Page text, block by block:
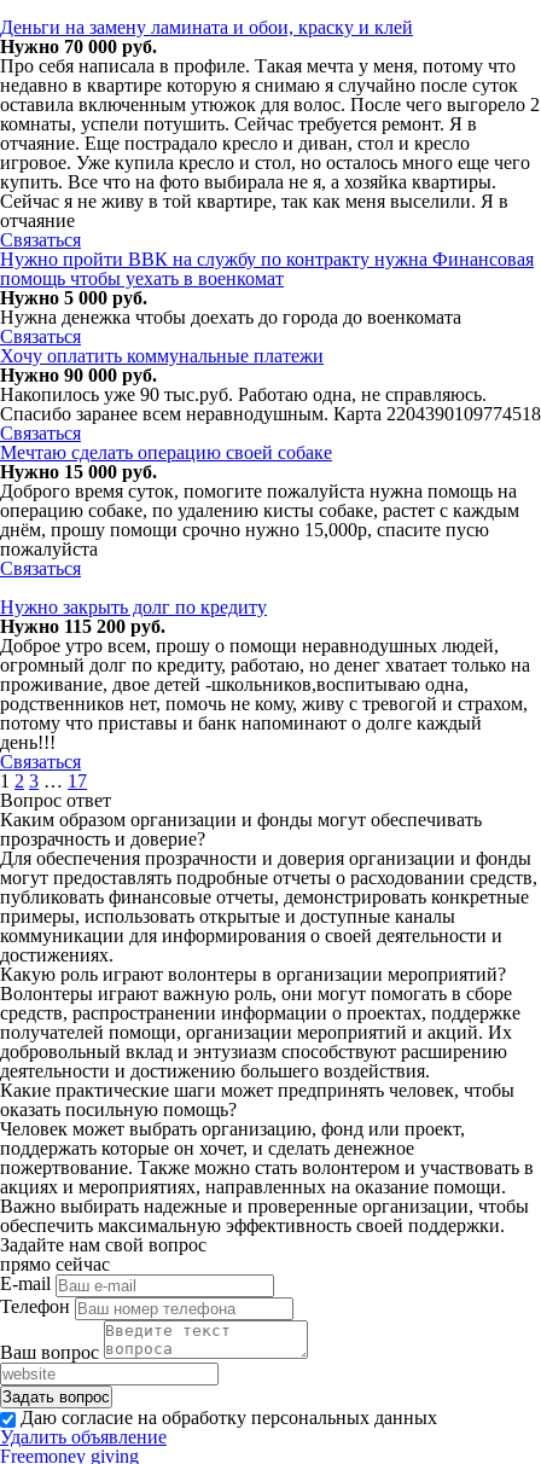
Деньги на замену ламината и обои, краску и клей
Нужно 70 000 руб.
Про себя написала в профиле. Такая мечта у меня, потому что
недавно в квартире которую я снимаю я случайно после суток
оставила включенным утюжок для волос. После чего выгорело 2
комнаты, успели потушить. Сейчас требуется ремонт. Я в
отчаяние. Еще пострадало кресло и диван, стол и кресло
игровое. Уже купила кресло и стол, но осталось много еще чего
купить. Все что на фото выбирала не я, а хозяйка квартиры.
Сейчас я не живу в той квартире, так как меня выселили. Я в
отчаяние
Связаться
Нужно пройти ВВК на службу по контракту нужна Финансовая
помощь чтобы уехать в военкомат
Нужно 5 000 руб.
Нужна денежка чтобы доехать до города до военкомата
Связаться
Хочу оплатить коммунальные платежи
Нужно 90 000 руб.
Накопилось уже 90 тыс.руб. Работаю одна, не справляюсь.
Спасибо заранее всем неравнодушным. Карта 2204390109774518
Связаться
Мечтаю сделать операцию своей собаке
Нужно 15 000 руб.
Доброго время суток, помогите пожалуйста нужна помощь на
операцию собаке, по удалению кисты собаке, растет с каждым
днём, прошу помощи срочно нужно 15,000р, спасите пусю
пожалуйста
Связаться
Нужно закрыть долг по кредиту
Нужно 115 200 руб.
Доброе утро всем, прошу о помощи неравнодушных людей,
огромный долг по кредиту, работаю, но денег хватает только на
проживание, двое детей -школьников,воспитываю одна,
родственников нет, помочь не кому, живу с тревогой и страхом,
потому что приставы и банк напоминают о долге каждый
день!!!
Связаться
1 2 3 … 17
Вопрос ответ
Каким образом организации и фонды могут обеспечивать
прозрачность и доверие?
Для обеспечения прозрачности и доверия организации и фонды
могут предоставлять подробные отчеты о расходовании средств,
публиковать финансовые отчеты, демонстрировать конкретные
примеры, использовать открытые и доступные каналы
коммуникации для информирования о своей деятельности и
достижениях.
Какую роль играют волонтеры в организации мероприятий?
Волонтеры играют важную роль, они могут помогать в сборе
средств, распространении информации о проектах, поддержке
получателей помощи, организации мероприятий и акций. Их
добровольный вклад и энтузиазм способствуют расширению
деятельности и достижению большего воздействия.
Какие практические шаги может предпринять человек, чтобы
оказать посильную помощь?
Человек может выбрать организацию, фонд или проект,
поддержать которые он хочет, и сделать денежное
пожертвование. Также можно стать волонтером и участвовать в
акциях и мероприятиях, направленных на оказание помощи.
Важно выбирать надежные и проверенные организации, чтобы
обеспечить максимальную эффективность своей поддержки.
Задайте нам свой вопрос
прямо сейчас
E-mail
Телефон
Ваш вопрос
Даю согласие на обработку персональных данных
Удалить объявление
Freemoney giving